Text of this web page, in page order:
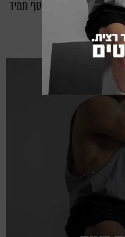
לו יעדים חדשים, בנוסף תמיד